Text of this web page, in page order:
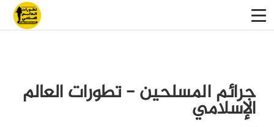
جرائم المسلحين - تطورات العالم
الإسلامي